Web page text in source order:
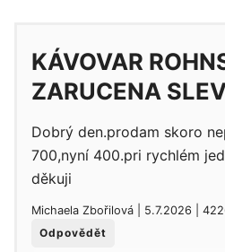
KÁVOVAR
ZARUCENA
Dobrý den.prodam skoro
700,nyní 400.pri rychlém
děkuji
Michaela Zbořilová | 5.7.2026 |
Odpovědět